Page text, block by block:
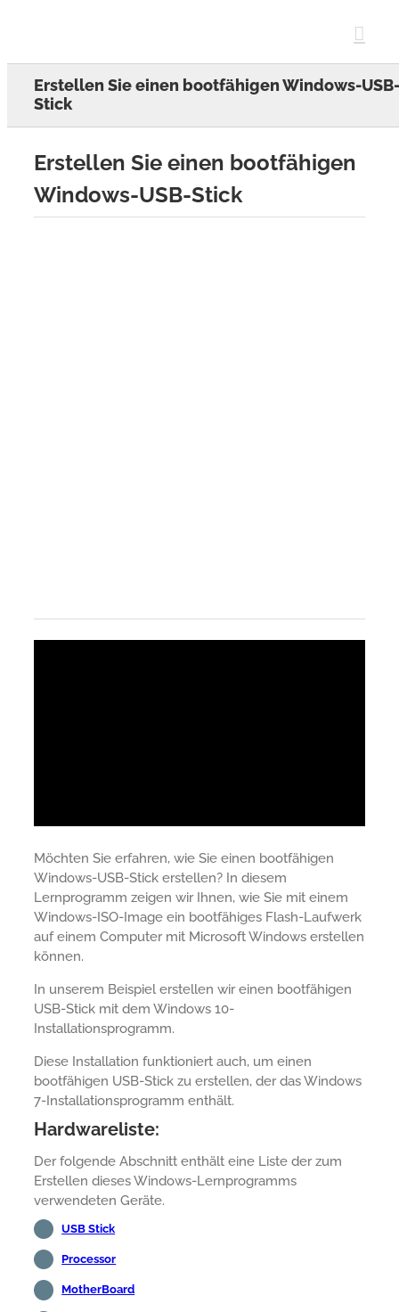
Erstellen Sie einen bootfähigen Windows-USB-
Stick
Erstellen Sie einen bootfähigen
Windows-USB-Stick
Möchten Sie erfahren, wie Sie einen bootfähigen
Windows-USB-Stick erstellen? In diesem
Lernprogramm zeigen wir Ihnen, wie Sie mit einem
Windows-ISO-Image ein bootfähiges Flash-Laufwerk
auf einem Computer mit Microsoft Windows erstellen
können.
In unserem Beispiel erstellen wir einen bootfähigen
USB-Stick mit dem Windows 10-
Installationsprogramm.
Diese Installation funktioniert auch, um einen
bootfähigen USB-Stick zu erstellen, der das Windows
7-Installationsprogramm enthält.
Hardwareliste:
Der folgende Abschnitt enthält eine Liste der zum
Erstellen dieses Windows-Lernprogramms
verwendeten Geräte.
USB Stick
Processor
MotherBoard